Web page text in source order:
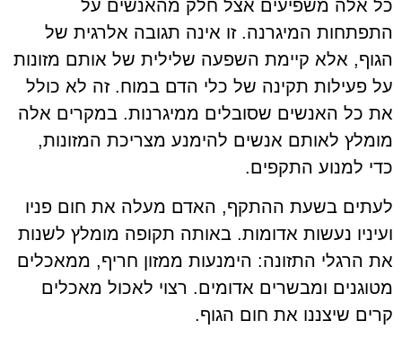
כל אלה משפיעים אצל חלק מהאנשים על
התפתחות המיגרנה. זו אינה תגובה אלרגית של
הגוף, אלא קיימת השפעה שלילית של אותם מזונות
על פעילות תקינה של כלי הדם במוח. זה לא כולל
את כל האנשים שסובלים ממיגרנות. במקרים אלה
מומלץ לאותם אנשים להימנע מצריכת המזונות,
כדי למנוע התקפים.
לעתים בשעת ההתקף, האדם מעלה את חום פניו
ועיניו נעשות אדומות. באותה תקופה מומלץ לשנות
את הרגלי התזונה: הימנעות ממזון חריף, ממאכלים
מטוגנים ומבשרים אדומים. רצוי לאכול מאכלים
קרים שיצננו את חום הגוף.